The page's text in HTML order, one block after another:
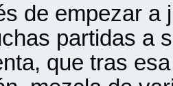
de empezar a
partidas a
que tras